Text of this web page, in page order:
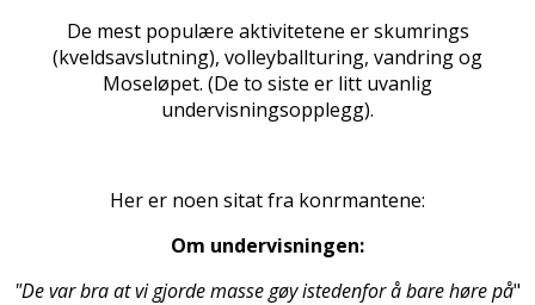
De mest populære aktivitetene er skumrings
(kveldsavslutning), volleyballturing, vandring og
Moseløpet. (De to siste er litt uvanlig
undervisningsopplegg).
Her er noen sitat fra konfirmantene:
Om undervisningen:
"De var bra at vi gjorde masse gøy istedenfor å bare høre på"